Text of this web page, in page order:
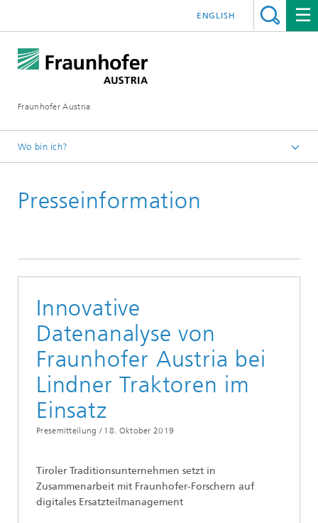
Fraunhofer Austria
ENGLISH
Wo bin ich?
Presseinformation
Innovative
Datenanalyse von
Fraunhofer Austria bei
Lindner Traktoren im
Einsatz
Presemitteilung / 18. Oktober 2019
Tiroler Traditionsunternehmen setzt in
Zusammenarbeit mit Fraunhofer-Forschern auf
digitales Ersatzteilmanagement